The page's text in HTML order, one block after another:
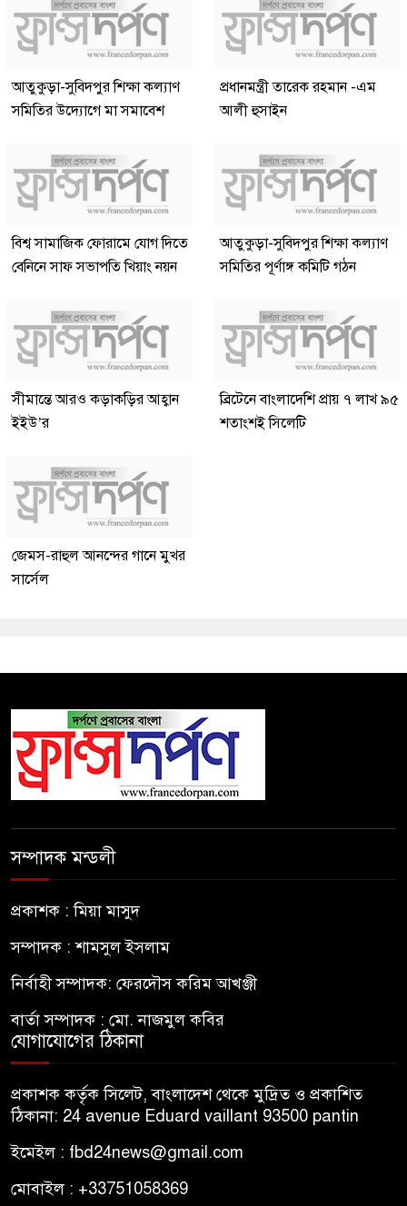
আতুকুড়া-সুবিদপুর শিক্ষা কল্যাণ
সমিতির উদ্যোগে মা সমাবেশ
প্রধানমন্ত্রী তারেক রহমান -এম
আলী হুসাইন
বিশ্ব সামাজিক ফোরামে যোগ দিতে
বেনিনে সাফ সভাপতি খিয়াং নয়ন
আতুকুড়া-সুবিদপুর শিক্ষা কল্যাণ
সমিতির পূর্ণাঙ্গ কমিটি গঠন
সীমান্তে আরও কড়াকড়ির আহ্বান
ইইউ’র
ব্রিটেনে বাংলাদেশি প্রায় ৭ লাখ ৯৫
শতাংশই সিলেটি
জেমস-রাহুল আনন্দের গানে মুখর
সার্সেল
সম্পাদক মন্ডলী
প্রকাশক : মিয়া মাসুদ
সম্পাদক : শামসুল ইসলাম
নির্বাহী সম্পাদক: ফেরদৌস করিম আখঞ্জী
বার্তা সম্পাদক : মো. নাজমুল কবির
যোগাযোগের ঠিকানা
প্রকাশক কর্তৃক সিলেট, বাংলাদেশ থেকে মুদ্রিত ও প্রকাশিত
ঠিকানা: 24 avenue Eduard vaillant 93500 pantin
ইমেইল : fbd24news@gmail.com
মোবাইল : +33751058369